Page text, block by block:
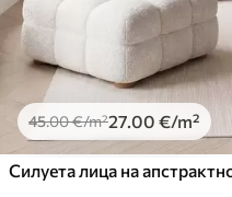
45.00€/m²27.00 €/m²
Силуета лица на